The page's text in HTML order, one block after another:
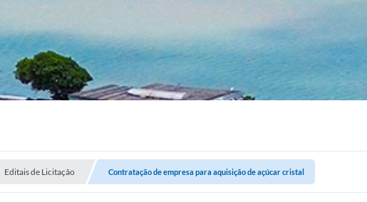
Editais de Licitação Contratação de empresa para aquisição de açúcar cristal